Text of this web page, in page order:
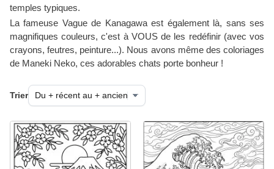
temples typiques.
La fameuse Vague de Kanagawa est également là, sans ses
magnifiques couleurs, c'est à VOUS de les redéfinir (avec vos
crayons, feutres, peinture...). Nous avons même des coloriages
de Maneki Neko, ces adorables chats porte bonheur !
Trier